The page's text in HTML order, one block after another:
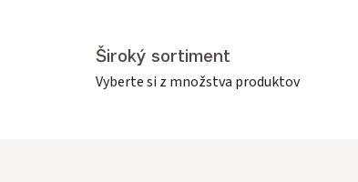
Široký sortiment
Vyberte si z množstva produktov